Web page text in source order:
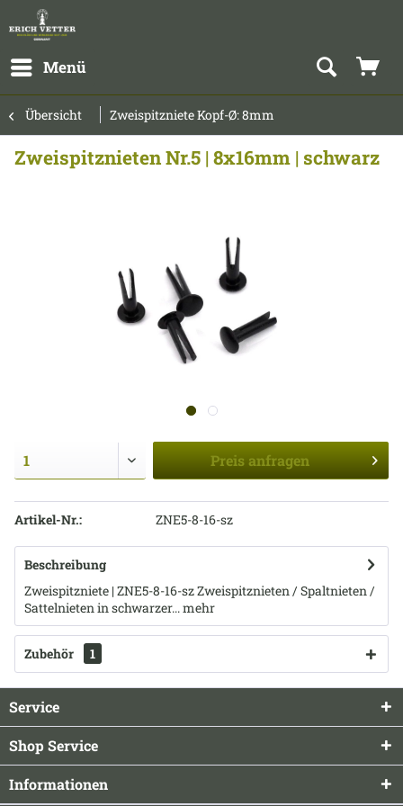
Menü
Übersicht Zweispitzniete Kopf-Ø: 8mm
Zweispitznieten Nr.5 | 8x16mm | schwarz
Preis anfragen
Artikel-Nr.: ZNE5-8-16-sz
Beschreibung
Zweispitzniete | ZNE5-8-16-sz Zweispitznieten / Spaltnieten /
Sattelnieten in schwarzer...mehr
Zubehör 1
Service
Shop Service
Informationen